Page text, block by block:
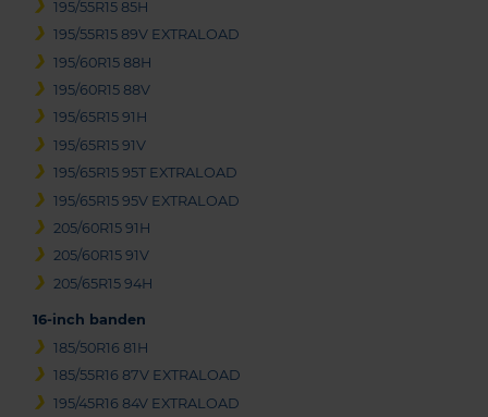
195/55R15 85H
195/55R15 89V EXTRALOAD
195/60R15 88H
195/60R15 88V
195/65R15 91H
195/65R15 91V
195/65R15 95T EXTRALOAD
195/65R15 95V EXTRALOAD
205/60R15 91H
205/60R15 91V
205/65R15 94H
16-inch banden
185/50R16 81H
185/55R16 87V EXTRALOAD
195/45R16 84V EXTRALOAD